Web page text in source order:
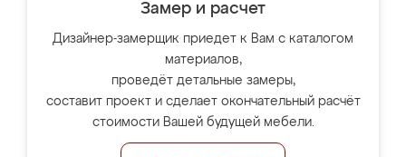
Замер и расчет
Дизайнер-замерщик приедет к Вам с каталогом
материалов,
проведёт детальные замеры,
составит проект и сделает окончательный расчёт
стоимости Вашей будущей мебели.